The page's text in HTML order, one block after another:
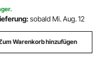
heizung 12v 8kw
sobald Mi. Aug. 12
Warenkorb hinzufügen